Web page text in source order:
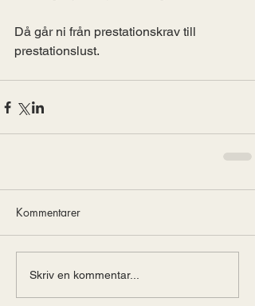
Då går ni från prestationskrav till
prestationslust.
Kommentarer
Skriv en kommentar...